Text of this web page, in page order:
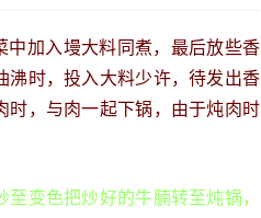
中加入墁大料同煮，最后放些香
沸时，投入大料少许，待发出香
时，与肉一起下锅，由于炖肉时
变色把炒好的牛腩转至炖锅，